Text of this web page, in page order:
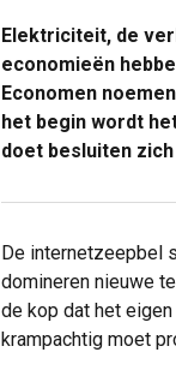
Elektriciteit, de
economieën
Economen
het begin wordt
doet besluiten
De internetzeepbel
domineren nieuwe
de kop dat het
krampachtig moet